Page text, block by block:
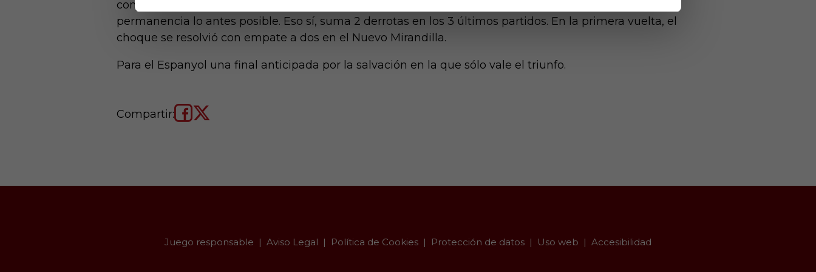
conjunto amarillo se aferra a dichos datos para intentar dar un golpe sobre la mesa y certificar la
permanencia lo antes posible. Eso sí, suma 2 derrotas en los 3 últimos partidos. En la primera vuelta, el
choque se resolvió con empate a dos en el Nuevo Mirandilla.
Para el Espanyol una final anticipada por la salvación en la que sólo vale el triunfo.
Compartir:
Juego responsable Aviso Legal Política de Cookies Protección de datos Uso web Accesibilidad